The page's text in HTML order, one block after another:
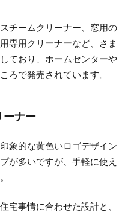
チームクリーナー、窓用の
専用クリーナーなど、さま
ており、ホームセンターや
ろで発売されています。
ーナー
象的な黄色いロゴデザイン
が多いですが、手軽に使え
宅事情に合わせた設計と、